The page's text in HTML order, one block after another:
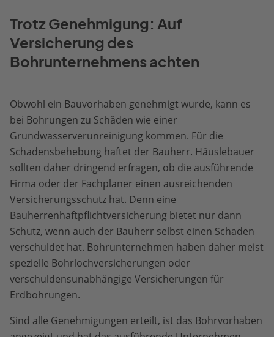
Trotz Genehmigung: Auf
Versicherung des
Bohrunternehmens achten
Obwohl ein Bauvorhaben genehmigt wurde, kann es
bei Bohrungen zu Schäden wie einer
Grundwasserverunreinigung kommen. Für die
Schadensbehebung haftet der Bauherr. Häuslebauer
sollten daher dringend erfragen, ob die ausführende
Firma oder der Fachplaner einen ausreichenden
Versicherungsschutz hat. Denn eine
Bauherrenhaftpflichtversicherung bietet nur dann
Schutz, wenn auch der Bauherr selbst einen Schaden
verschuldet hat. Bohrunternehmen haben daher meist
spezielle Bohrlochversicherungen oder
verschuldensunabhängige Versicherungen für
Erdbohrungen.
Sind alle Genehmigungen erteilt, ist das Bohrvorhaben